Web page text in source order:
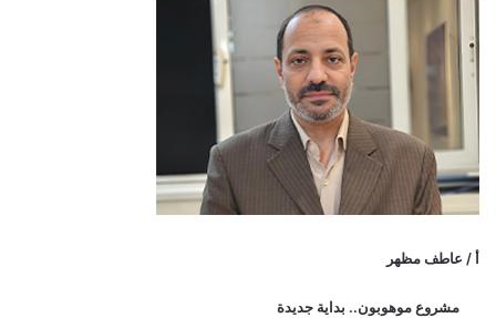
أ / عاطف مظهر
مشروع موهوبون.. بداية جديدة